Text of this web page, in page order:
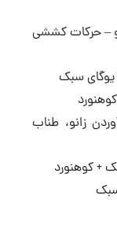
– حرکات کششی
یوگای سبک
زانو، طناب
+ کوهنورد